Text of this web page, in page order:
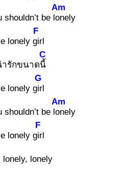
be lon
Am
ely
lonely gir
F
l
ารักขนาดนี้
C
lonely girl
G
be lon
Am
ely
lonely girl
F
lonely, lonely